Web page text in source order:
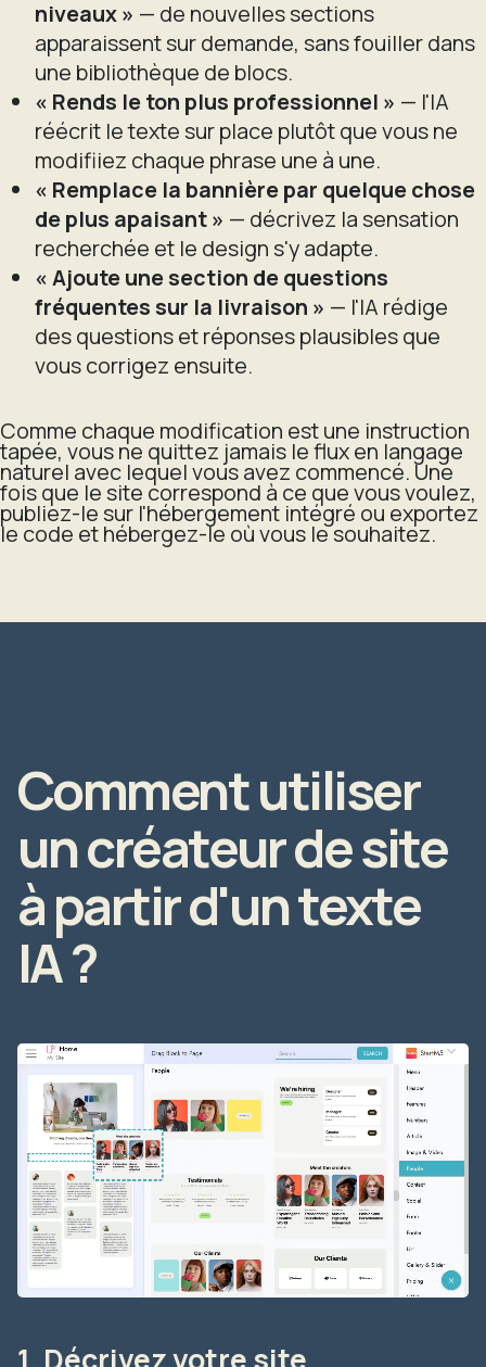
niveaux » — de nouvelles sections
apparaissent sur demande, sans fouiller dans
une bibliothèque de blocs.
« Rends le ton plus professionnel » — l'IA
réécrit le texte sur place plutôt que vous ne
modifiiez chaque phrase une à une.
« Remplace la bannière par quelque chose
de plus apaisant » — décrivez la sensation
recherchée et le design s'y adapte.
« Ajoute une section de questions
fréquentes sur la livraison » — l'IA rédige
des questions et réponses plausibles que
vous corrigez ensuite.
Comme chaque modification est une instruction
tapée, vous ne quittez jamais le flux en langage
naturel avec lequel vous avez commencé. Une
fois que le site correspond à ce que vous voulez,
publiez-le sur l'hébergement intégré ou exportez
le code et hébergez-le où vous le souhaitez.
Comment utiliser
un créateur de site
à partir d'un texte
IA ?